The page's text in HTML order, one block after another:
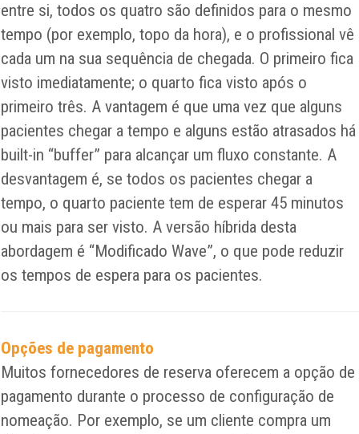
entre si, todos os quatro são definidos para o mesmo
tempo (por exemplo, topo da hora), e o profissional vê
cada um na sua sequência de chegada. O primeiro fica
visto imediatamente; o quarto fica visto após o
primeiro três. A vantagem é que uma vez que alguns
pacientes chegar a tempo e alguns estão atrasados ​​há
built-in “buffer” para alcançar um fluxo constante. A
desvantagem é, se todos os pacientes chegar a
tempo, o quarto paciente tem de esperar 45 minutos
ou mais para ser visto. A versão híbrida desta
abordagem é “Modificado Wave”, o que pode reduzir
os tempos de espera para os pacientes.
Opções de pagamento
Muitos fornecedores de reserva oferecem a opção de
pagamento durante o processo de configuração de
nomeação. Por exemplo, se um cliente compra um